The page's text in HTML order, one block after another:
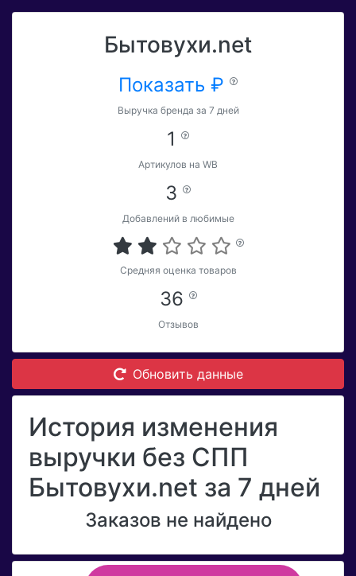
Бытовухи.net
Показать ₽
Выручка бренда за 7 дней
1
Артикулов на WB
3
Добавлений в любимые
Средняя оценка товаров
36
Отзывов
Обновить данные
История изменения
выручки без СПП
Бытовухи.net за 7 дней
Заказов не найдено